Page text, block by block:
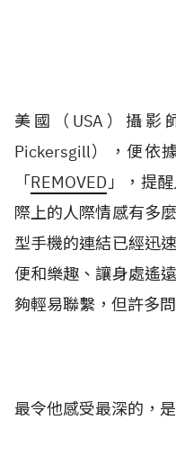
美國（USA）攝影
Pickersgill），便依
「REMOVED」，提
際上的人際情感有多
型手機的連結已經迅
便和樂趣、讓身處遙
夠輕易聯繫，但許多
最令他感受最深的，